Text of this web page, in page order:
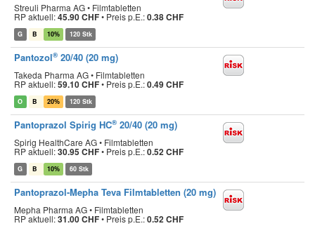
Streuli Pharma AG • Filmtabletten
RP aktuell:45.90 CHF• Preis p.E.:0.38 CHF
G B 10% 120 Stk
Pantozol® 20/40 (20 mg)
Takeda Pharma AG • Filmtabletten
RP aktuell:59.10 CHF• Preis p.E.:0.49 CHF
O B 20% 120 Stk
Pantoprazol Spirig HC® 20/40 (20 mg)
Spirig HealthCare AG • Filmtabletten
RP aktuell:30.95 CHF• Preis p.E.:0.52 CHF
G B 10% 60 Stk
Pantoprazol-Mepha Teva Filmtabletten (20 mg)
Mepha Pharma AG • Filmtabletten
RP aktuell:31.00 CHF• Preis p.E.:0.52 CHF